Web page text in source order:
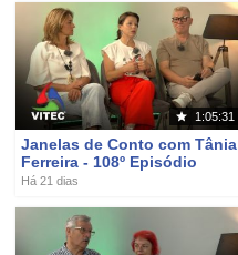
1:05:31
Janelas de Conto com Tânia
Ferreira - 108º Episódio
Há 21 dias